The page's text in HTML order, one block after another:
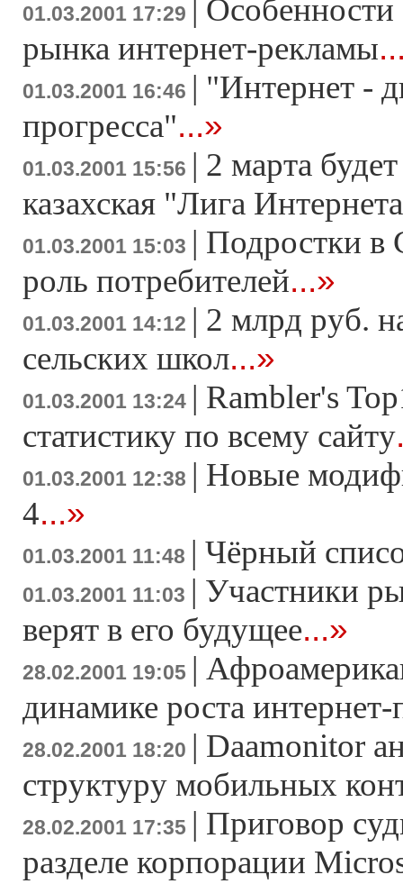
01.03.2001 17:29
рынка интернет-рекламы
01.03.2001 16:46 | "Интернет -
прогресса"...»
01.03.2001 15:56 | 2 марта
казахская "Лига
01.03.2001 15:03 | Подростки в
роль потребителей...»
01.03.2001 14:12 | 2 млрд руб.
сельских школ...»
01.03.2001 13:24 | Rambler's
статистику по всему сайту
01.03.2001 12:38 | Новые
4...»
01.03.2001 11:48 | Чёрный
01.03.2001 11:03 | Участники
верят в его будущее...»
28.02.2001 19:05 |
динамике роста интернет-
28.02.2001 18:20 | Daamonitor
структуру мобильных
28.02.2001 17:35 | Приговор
разделе корпорации